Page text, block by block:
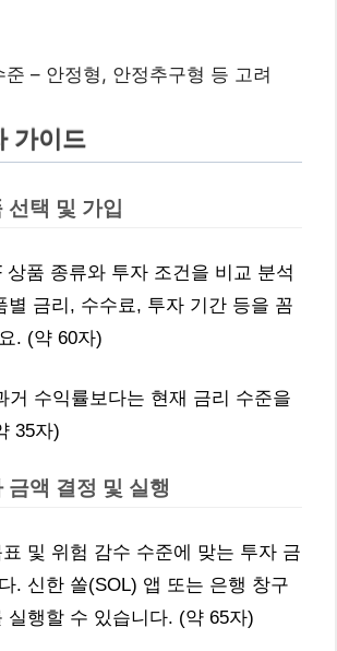
준 – 안정형, 안정추구형 등 고려
가이드
선택 및 가입
상품 종류와 투자 조건을 비교 분석
별 금리, 수수료, 투자 기간 등을 꼼
. (약 60자)
거 수익률보다는 현재 금리 수준을
35자)
금액 결정 및 실행
및 위험 감수 수준에 맞는 투자 금
. 신한 쏠(SOL) 앱 또는 은행 창구
실행할 수 있습니다. (약 65자)